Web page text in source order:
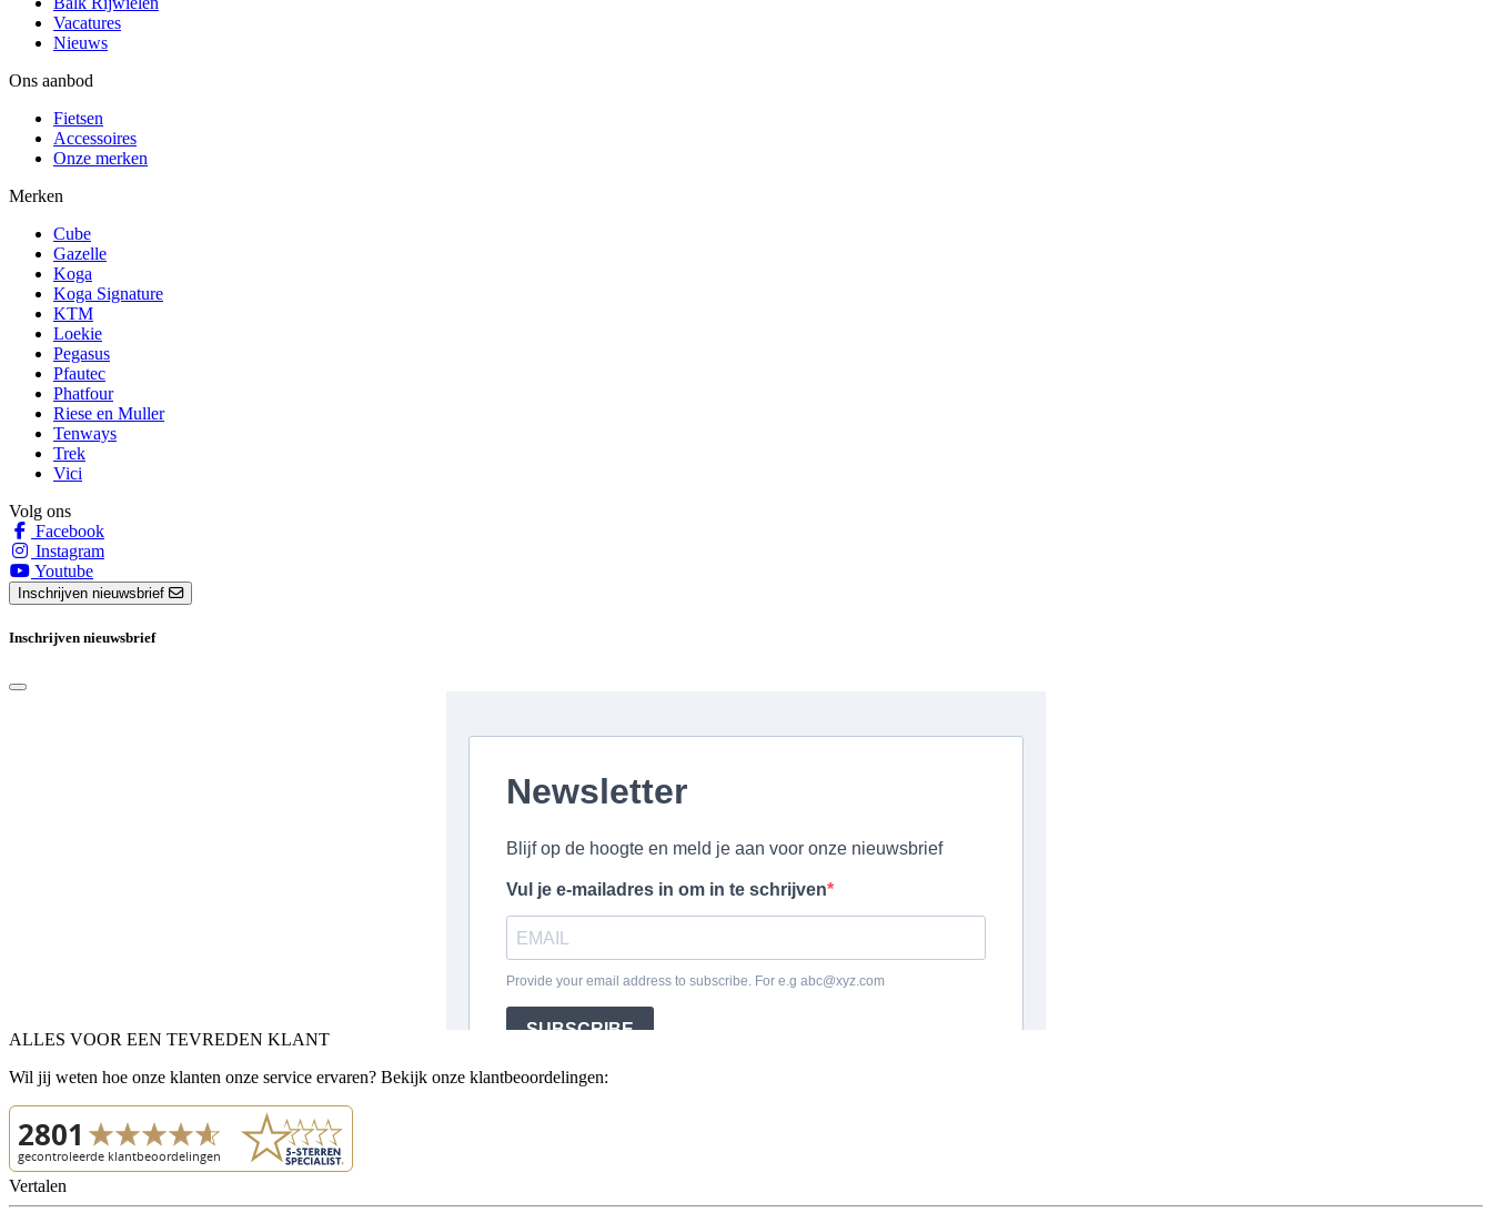
Vacatures
Nieuws
Ons aanbod
Fietsen
Accessoires
Onze merken
Merken
Cube
Gazelle
Koga
Koga Signature
KTM
Loekie
Pegasus
Pfautec
Phatfour
Riese en Muller
Tenways
Trek
Vici
Volg ons
Facebook
Instagram
Youtube
Inschrijven nieuwsbrief
Inschrijven nieuwsbrief
ALLES VOOR EEN TEVREDEN KLANT
Wil jij weten hoe onze klanten onze service ervaren? Bekijk onze klantbeoordelingen:
Vertalen